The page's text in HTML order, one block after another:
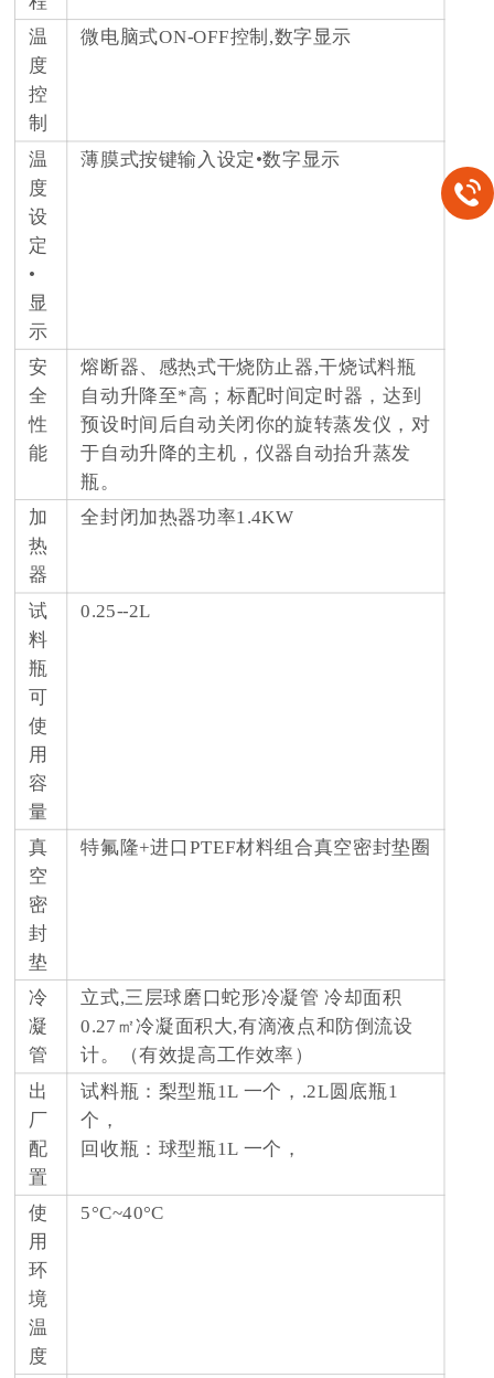
温
度
控
制
微电脑式ON-OFF控制,数字显示
温
度
设
定
•
显
示
薄膜式按键输入设定•数字显示
安
全
性
能
熔断器、感热式干烧防止器,干烧试料瓶
自动升降至*高；标配时间定时器，达到
预设时间后自动关闭你的旋转蒸发仪，对
于自动升降的主机，仪器自动抬升蒸发
瓶。
加
热
器
全封闭加热器功率1.4KW
试
料
瓶
可
使
用
容
量
0.25--2L
真
空
密
封
垫
特氟隆+进口PTEF材料组合真空密封垫圈
冷
凝
管
立式,三层球磨口蛇形冷凝管 冷却面积
0.27㎡冷凝面积大,有滴液点和防倒流设
计。（有效提高工作效率）
出
厂
配
置
试料瓶：梨型瓶1L 一个，.2L圆底瓶1
个，
回收瓶：球型瓶1L 一个，
使
用
环
境
温
度
5°C~40°C